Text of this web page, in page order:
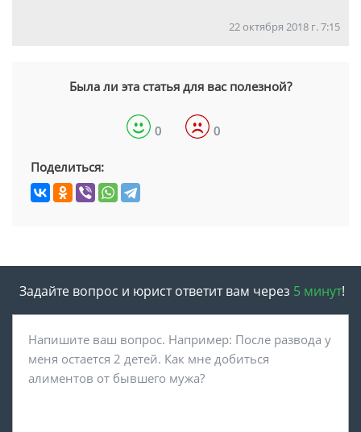
22 октября 2018 г. 7:15
Была ли эта статья для вас полезной?
0 0
Поделиться:
Задайте вопрос и юрист ответит вам через 5 минут!